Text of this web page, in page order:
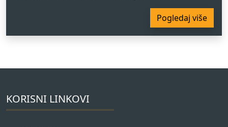
Pogledaj više
KORISNI LINKOVI